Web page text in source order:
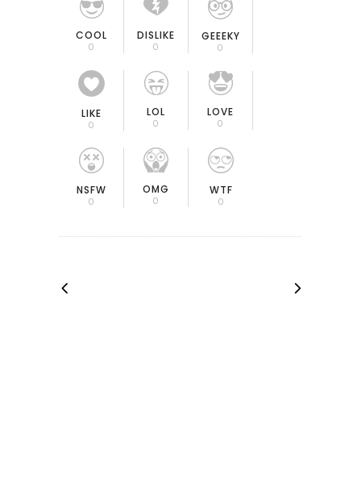
COOL
0
DISLIKE
0
GEEEKY
0
LIKE
0
LOL
0
LOVE
0
NSFW
0
OMG
0
WTF
0